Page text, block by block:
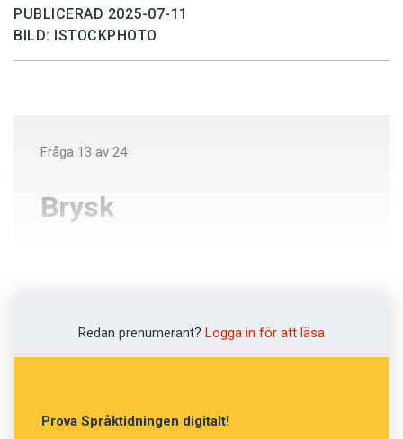
PUBLICERAD 2025-07-11
BILD: ISTOCKPHOTO
Fråga 13 av 24
Brysk
Redan prenumerant? Logga in för att läsa
Prova Språktidningen digitalt!